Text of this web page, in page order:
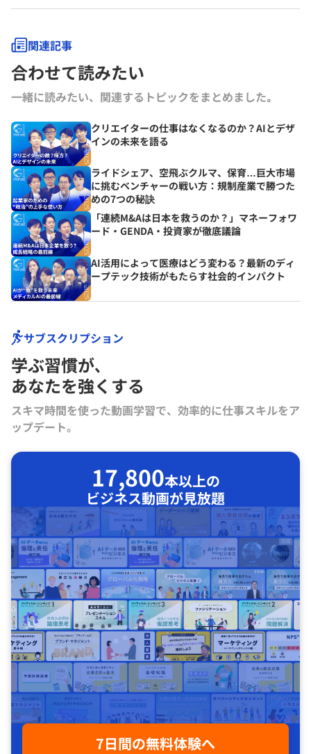
関連記事
合わせて読みたい
一緒に読みたい、関連するトピックをまとめました｡
クリエイターの仕事はなくなるのか？AIとデザ
インの未来を語る
ライドシェア、空飛ぶクルマ、保育…巨大市場
に挑むベンチャーの戦い方：規制産業で勝つた
めの7つの秘訣
「連続M&Aは日本を救うのか？」マネーフォワ
ード・GENDA・投資家が徹底議論
AI活用によって医療はどう変わる？最新のディ
ープテック技術がもたらす社会的インパクト
サブスクリプション
学ぶ習慣が､
あなたを強くする
スキマ時間を使った動画学習で、効率的に仕事スキルをア
ップデート。
17,800本以上の
ビジネス動画が見放題
7日間の無料体験へ